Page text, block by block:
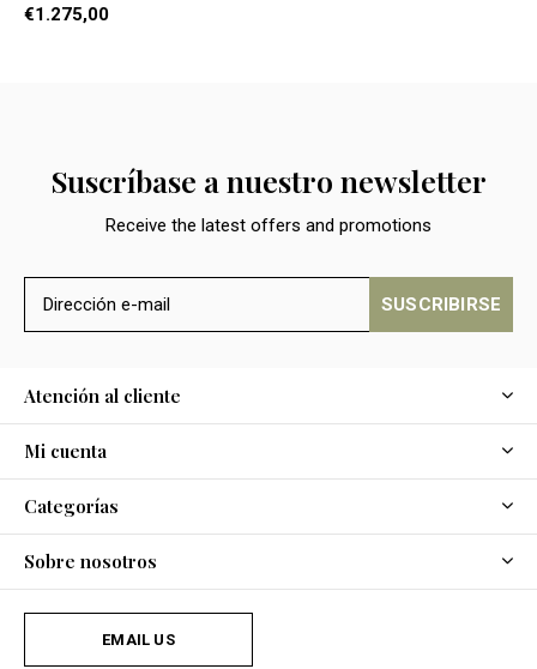
€1.275,00
Suscríbase a nuestro newsletter
Receive the latest offers and promotions
SUSCRIBIRSE
Atención al cliente
Mi cuenta
Categorías
Sobre nosotros
EMAIL US